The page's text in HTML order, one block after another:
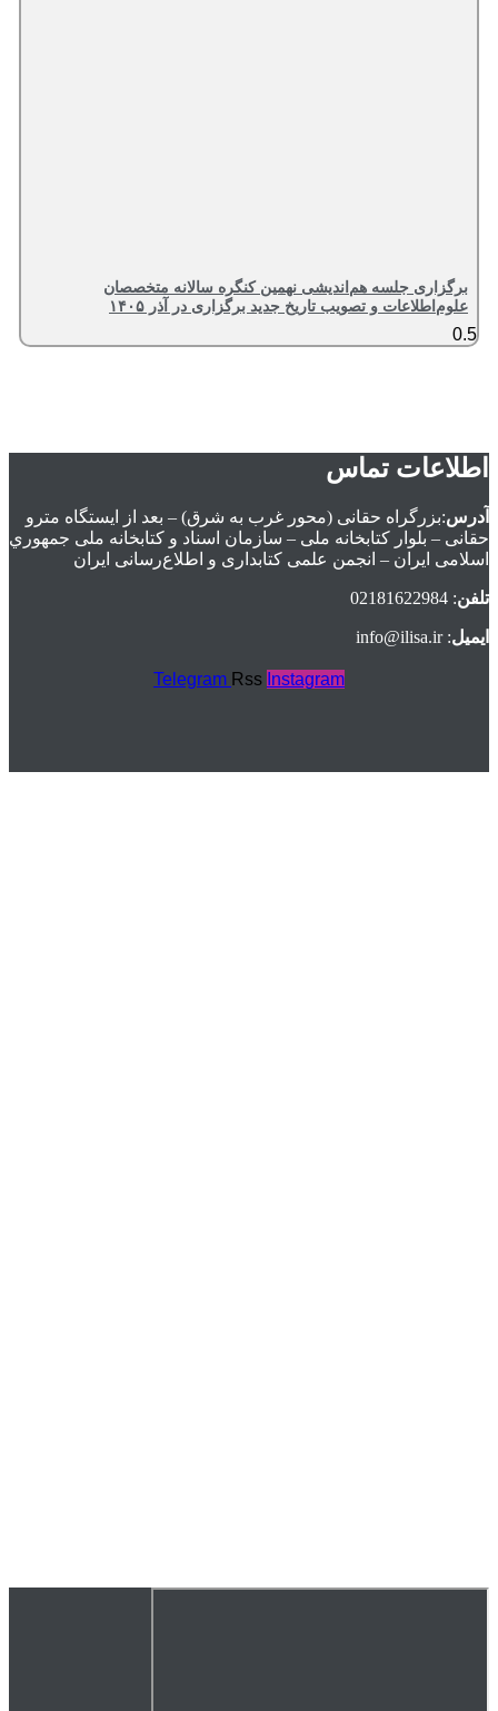
برگزاری جلسه هم‌اندیشی نهمین کنگره سالانه متخصصان
علوم‌اطلاعات و تصویب تاریخ جدید برگزاری در آذر ۱۴۰۵
اطلاعات تماس
آدرس:بزرگراه حقانی (محور غرب به شرق) – بعد از ايستگاه مترو
حقانی – بلوار كتابخانه ملی – سازمان اسناد و كتابخانه ملی جمهوري
اسلامی ايران – انجمن علمی کتابداری و اطلاع‌رسانی ایران
تلفن: 02181622984
ایمیل: info@ilisa.ir
Telegram Rss Instagram